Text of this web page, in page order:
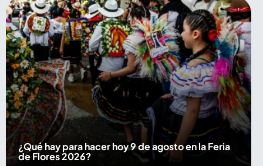
¿Qué hay para hacer hoy 9 de agosto en la Feria
de Flores 2026?